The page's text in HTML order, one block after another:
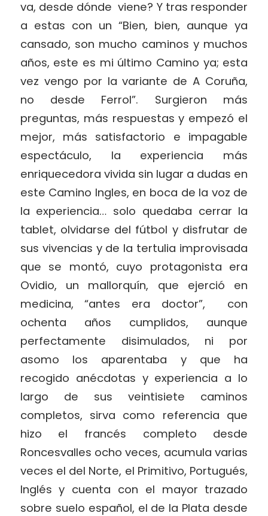
va, desde dónde viene? Y tras responder
a estas con un “Bien, bien, aunque ya
cansado, son mucho caminos y muchos
años, este es mi último Camino ya; esta
vez vengo por la variante de A Coruña,
no desde Ferrol”. Surgieron más
preguntas, más respuestas y empezó el
mejor, más satisfactorio e impagable
espectáculo, la experiencia más
enriquecedora vivida sin lugar a dudas en
este Camino Ingles, en boca de la voz de
la experiencia… solo quedaba cerrar la
tablet, olvidarse del fútbol y disfrutar de
sus vivencias y de la tertulia improvisada
que se montó, cuyo protagonista era
Ovidio, un mallorquín, que ejerció en
medicina, “antes era doctor”, con
ochenta años cumplidos, aunque
perfectamente disimulados, ni por
asomo los aparentaba y que ha
recogido anécdotas y experiencia a lo
largo de sus veintisiete caminos
completos, sirva como referencia que
hizo el francés completo desde
Roncesvalles ocho veces, acumula varias
veces el del Norte, el Primitivo, Portugués,
Inglés y cuenta con el mayor trazado
sobre suelo español, el de la Plata desde